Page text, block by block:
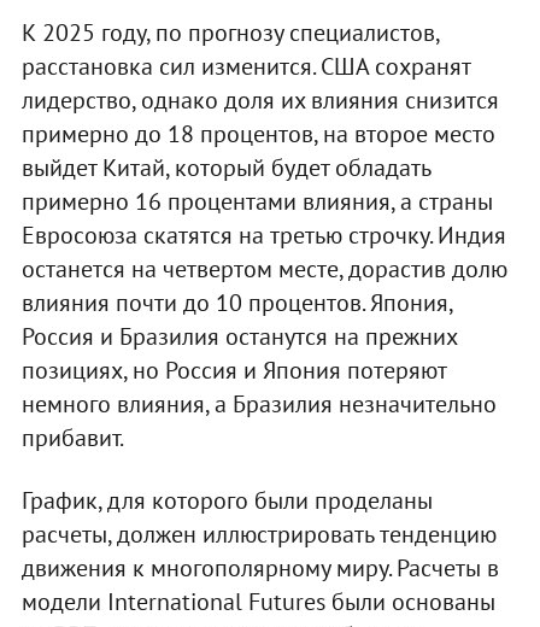
К 2025 году, по прогнозу специалистов,
расстановка сил изменится. США сохранят
лидерство, однако доля их влияния снизится
примерно до 18 процентов, на второе место
выйдет Китай, который будет обладать
примерно 16 процентами влияния, а страны
Евросоюза скатятся на третью строчку. Индия
останется на четвертом месте, дорастив долю
влияния почти до 10 процентов. Япония,
Россия и Бразилия останутся на прежних
позициях, но Россия и Япония потеряют
немного влияния, а Бразилия незначительно
прибавит.
График, для которого были проделаны
расчеты, должен иллюстрировать тенденцию
движения к многополярному миру. Расчеты в
модели International Futures были основаны